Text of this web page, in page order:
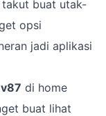
takut buat utak-
opsi
jadi aplikasi
v87 di home
buat lihat